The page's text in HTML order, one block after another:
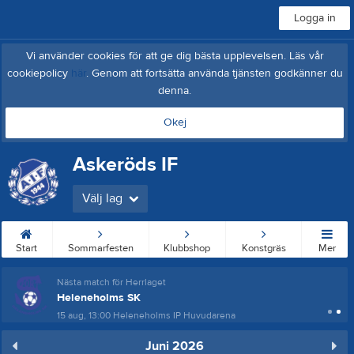
Logga in
Vi använder cookies för att ge dig bästa upplevelsen. Läs vår
cookiepolicy här. Genom att fortsätta använda tjänsten godkänner du
denna.
Okej
Askeröds IF
Välj lag
Start Sommarfesten Klubbshop Konstgräs Mer
Nästa match för Herrlaget
Heleneholms SK
15 aug, 13:00 Heleneholms IP Huvudarena
Juni 2026